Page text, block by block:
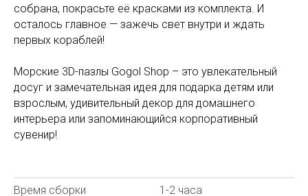
собрана, покрасьте её красками из комплекта. И
осталось главное — зажечь свет внутри и ждать
первых кораблей!
Морские 3D-пазлы Gogol Shop – это увлекательный
досуг и замечательная идея для подарка детям или
взрослым, удивительный декор для домашнего
интерьера или запоминающийся корпоративный
сувенир!
Время сборки
1-2 часа